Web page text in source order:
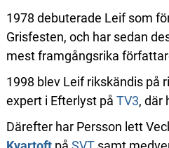
1978 debuterade Leif som
Grisfesten, och har sedan
mest framgångsrika
1998 blev Leif rikskändis på
expert i Efterlyst på TV3, där
Därefter har Persson lett